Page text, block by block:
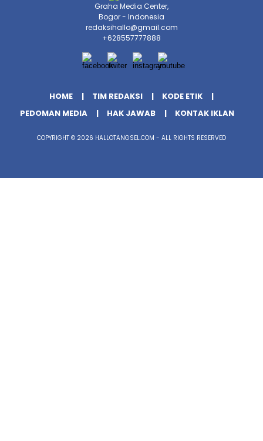
Graha Media Center,
Bogor - Indonesia
redaksihallo@gmail.com
+628557777888
HOME TIM REDAKSI
KODE ETIK
PEDOMAN MEDIA
HAK JAWAB KONTAK IKLAN
COPYRIGHT © 2026 HALLOTANGSEL.COM - ALL RIGHTS RESERVED